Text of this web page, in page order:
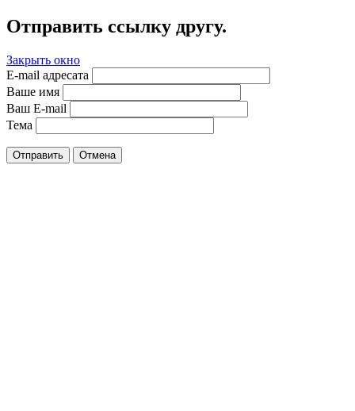
Отправить ссылку другу.
Закрыть окно
E-mail адресата
Ваше имя
Ваш E-mail
Тема
Отправить Отмена